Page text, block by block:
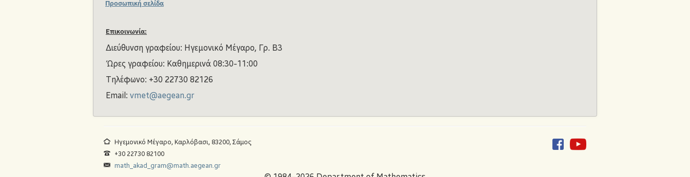
Προσωπική σελίδα
Επικοινωνία:
Διεύθυνση γραφείου: Ηγεμονικό Μέγαρο, Γρ. B3
Ώρες γραφείου: Καθημερινά 08:30-11:00
Τηλέφωνο: +30 22730 82126
Email: vmet@aegean.gr
Ηγεμονικό Μέγαρο, Καρλόβασι, 83200, Σάμος
+30 22730 82100
math_akad_gram@math.aegean.gr